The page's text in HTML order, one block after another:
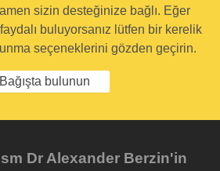
sizin desteğinize bağlı. Eğer
buluyorsanız lütfen bir kerelik
seçeneklerini gözden geçirin.
Bağışta bulunun
Dr Alexander Berzin'in